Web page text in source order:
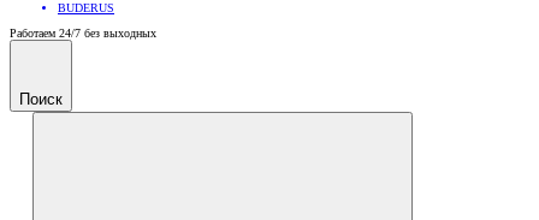
BUDERUS
Работаем 24/7 без выходных
Поиск